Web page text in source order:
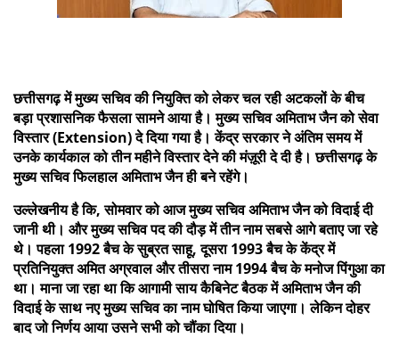
छत्तीसगढ़ में मुख्य सचिव की नियुक्ति को लेकर चल रही अटकलों के बीच
बड़ा प्रशासनिक फैसला सामने आया है। मुख्य सचिव अमिताभ जैन को सेवा
विस्तार (Extension) दे दिया गया है। केंद्र सरकार ने अंतिम समय में
उनके कार्यकाल को तीन महीने विस्तार देने की मंज़ूरी दे दी है। छत्तीसगढ़ के
मुख्य सचिव फिलहाल अमिताभ जैन ही बने रहेंगे।
उल्लेखनीय है कि, सोमवार को आज मुख्य सचिव अमिताभ जैन को विदाई दी
जानी थी। और मुख्य सचिव पद की दौड़ में तीन नाम सबसे आगे बताए जा रहे
थे। पहला 1992 बैच के सुब्रत साहू, दूसरा 1993 बैच के केंद्र में
प्रतिनियुक्त अमित अग्रवाल और तीसरा नाम 1994 बैच के मनोज पिंगुआ का
था। माना जा रहा था कि आगामी साय कैबिनेट बैठक में अमिताभ जैन की
विदाई के साथ नए मुख्य सचिव का नाम घोषित किया जाएगा। लेकिन दोहर
बाद जो निर्णय आया उसने सभी को चौंका दिया।